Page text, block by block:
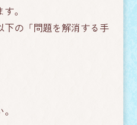
。
下の「問題を解消する手